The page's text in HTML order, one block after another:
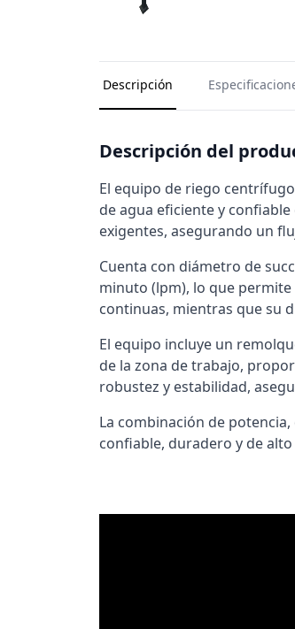
Descripción
Descripción del
El equipo de riego
de agua eficiente y
exigentes, asegurando un
Cuenta con diámetro de
minuto (lpm), lo que
continuas, mientras que su
El equipo incluye un
de la zona de trabajo,
robustez y estabilidad,
La combinación de
confiable, duradero y de